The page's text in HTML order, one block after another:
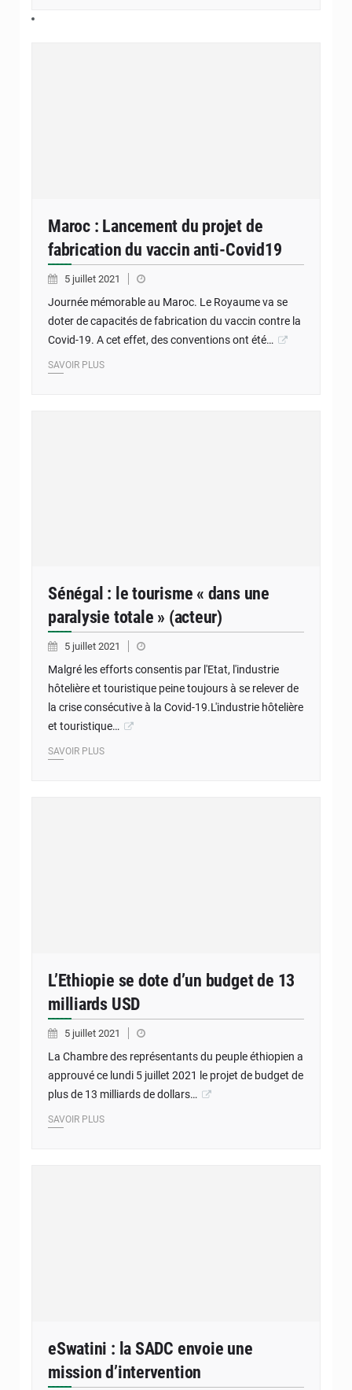
Maroc : Lancement du projet de
fabrication du vaccin anti-Covid19
5 juillet 2021
Journée mémorable au Maroc. Le Royaume va se
doter de capacités de fabrication du vaccin contre la
Covid-19. A cet effet, des conventions ont été…
SAVOIR PLUS
Sénégal : le tourisme « dans une
paralysie totale » (acteur)
5 juillet 2021
Malgré les efforts consentis par l'Etat, l'industrie
hôtelière et touristique peine toujours à se relever de
la crise consécutive à la Covid-19.L'industrie hôtelière
et touristique…
SAVOIR PLUS
L’Ethiopie se dote d’un budget de 13
milliards USD
5 juillet 2021
La Chambre des représentants du peuple éthiopien a
approuvé ce lundi 5 juillet 2021 le projet de budget de
plus de 13 milliards de dollars…
SAVOIR PLUS
eSwatini : la SADC envoie une
mission d’intervention